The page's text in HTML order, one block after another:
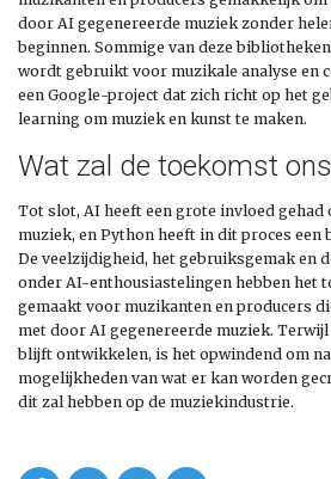
door AI gegenereerde muziek zonder
beginnen. Sommige van deze
wordt gebruikt voor muzikale analyse en
een Google-project dat zich richt op het
learning om muziek en kunst te maken.
Wat zal de toekomst
Tot slot, AI heeft een grote invloed gehad
muziek, en Python heeft in dit proces een
De veelzijdigheid, het gebruiksgemak en
onder AI-enthousiastelingen hebben het
gemaakt voor muzikanten en producers
met door AI gegenereerde muziek.
blijft ontwikkelen, is het opwindend om
mogelijkheden van wat er kan worden
dit zal hebben op de muziekindustrie.